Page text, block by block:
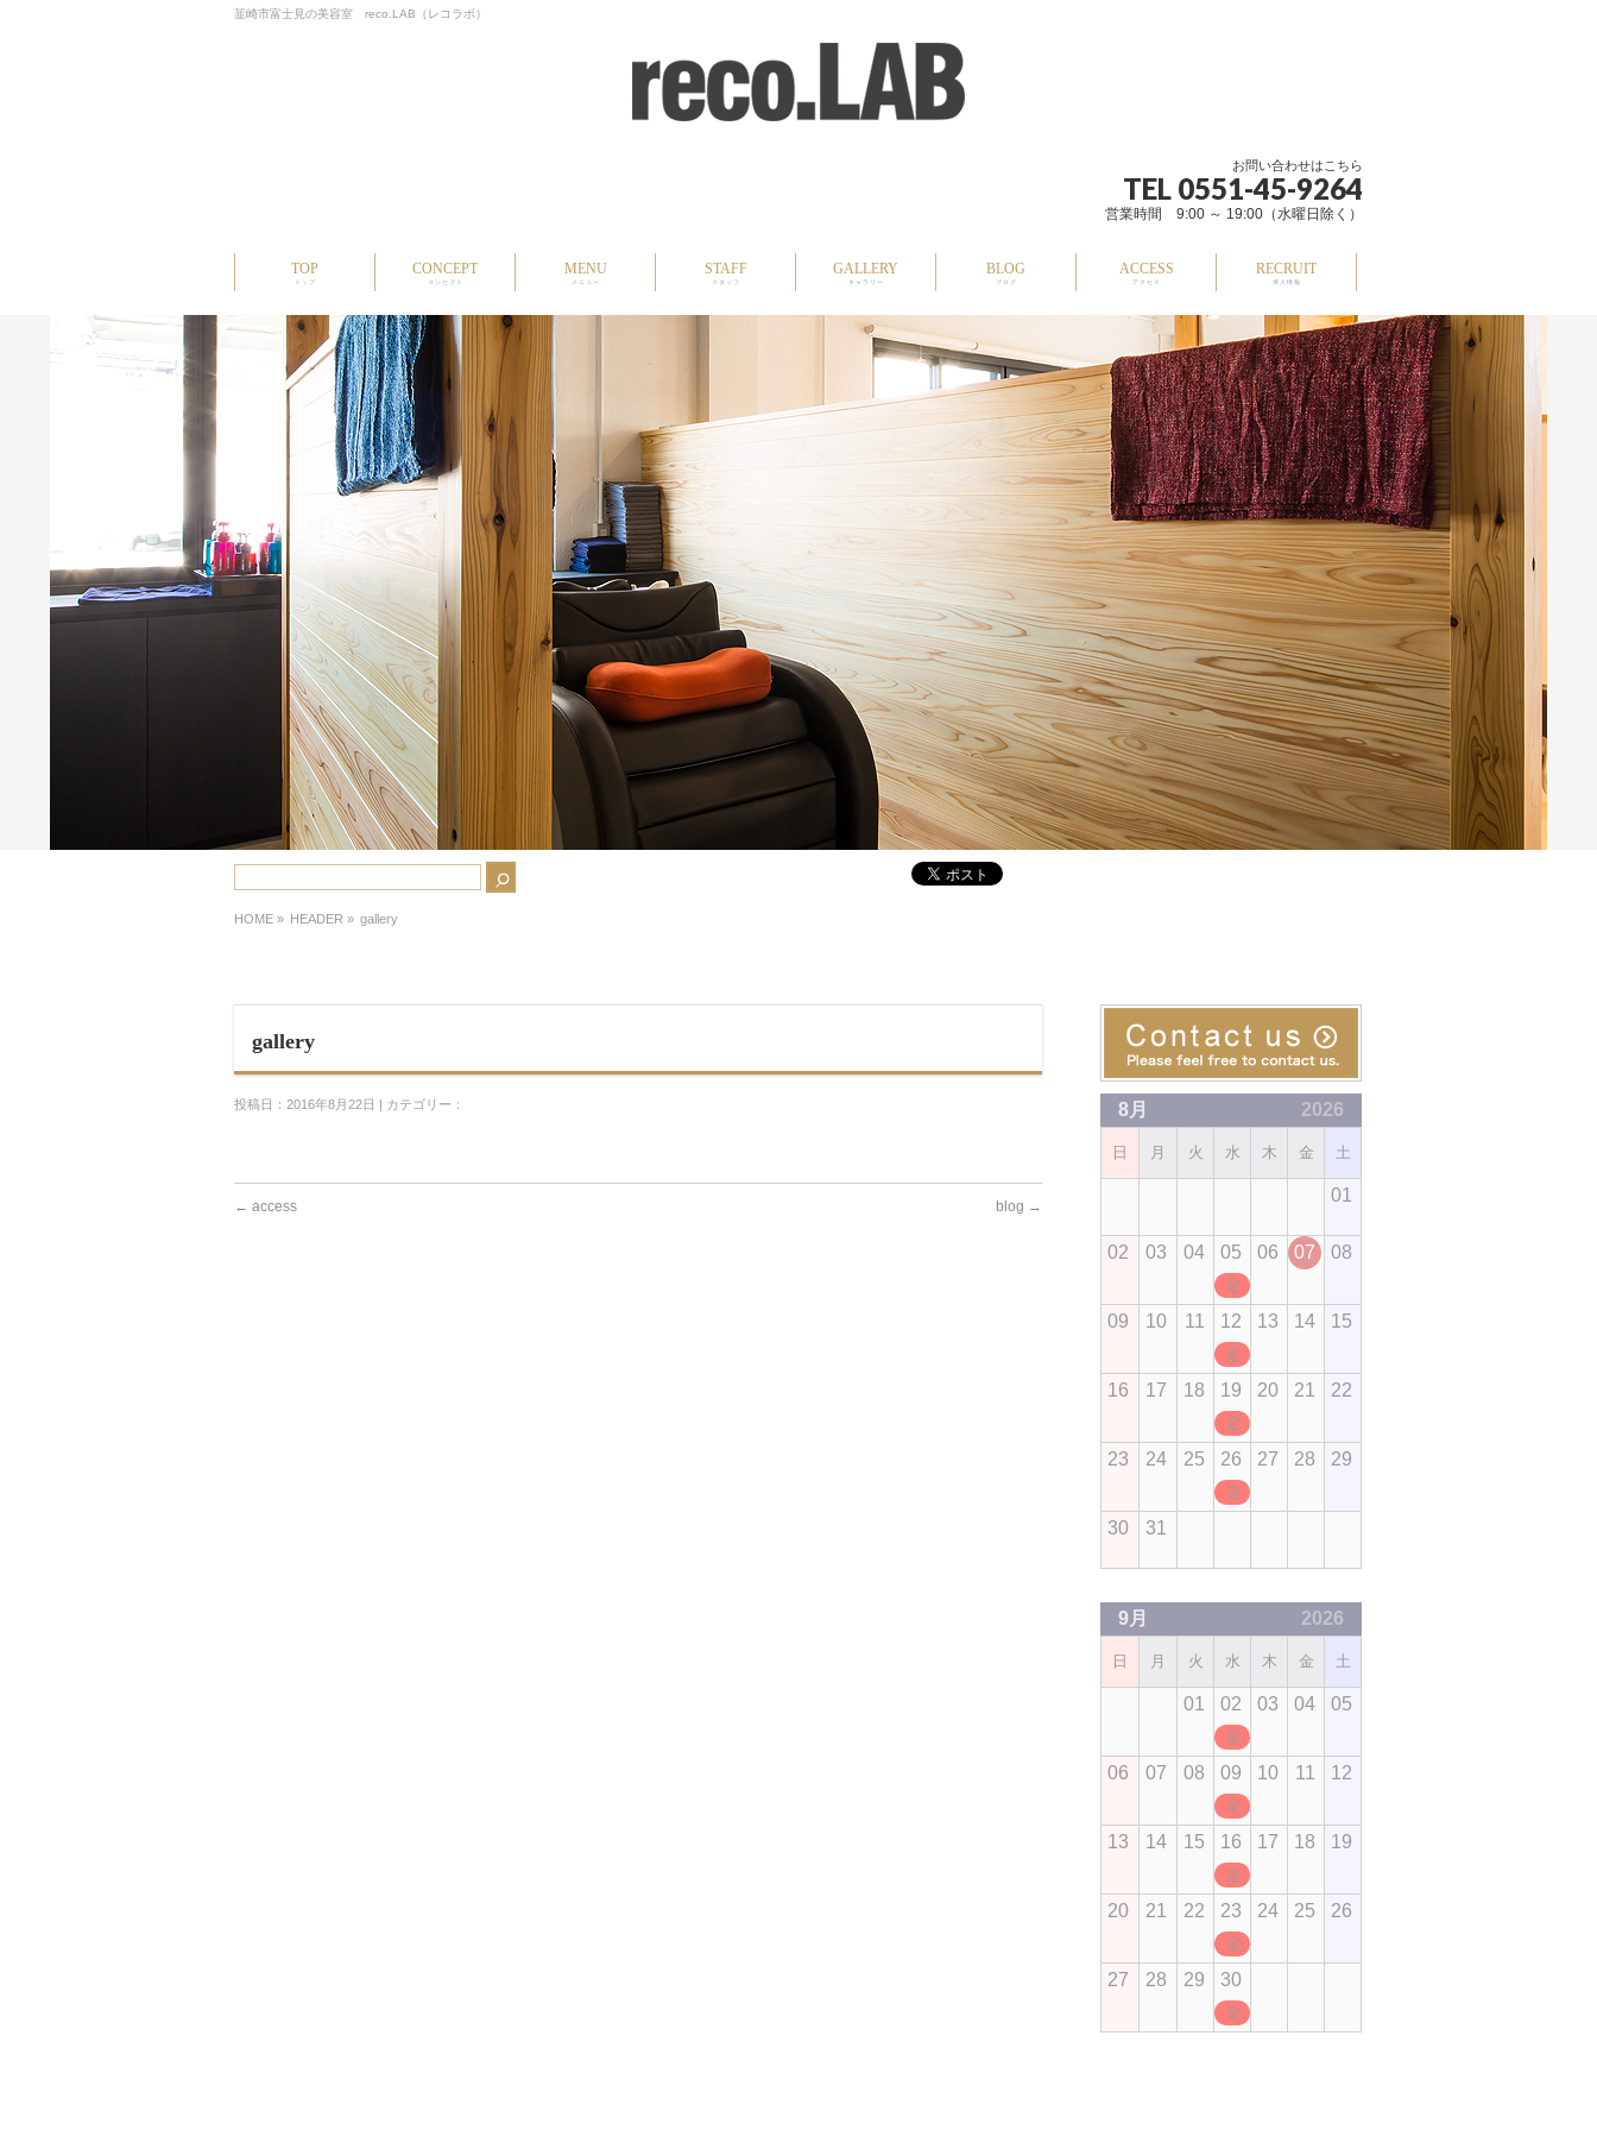
韮崎市富士見の美容室 reco.LAB（レコラボ）
お問い合わせはこちら
TEL 0551-45-9264
営業時間 9:00 ～ 19:00（水曜日除く）
TOP
トップ
CONCEPT
コンセプト
MENU
メニュー
STAFF
スタッフ
GALLERY
ギャラリー
BLOG
ブログ
ACCESS
アクセス
RECRUIT
求人情報
HOME » HEADER » gallery
gallery
投稿日：2016年8月22日 | カテゴリー：
← access blog →
8月 2026
日 月 火 水 木 金 土
01
02 03 04 05
定休日
06 07 08
09 10 11 12
定休日
13 14 15
16 17 18 19
定休日
20 21 22
23 24 25 26
定休日
27 28 29
30 31
9月 2026
日 月 火 水 木 金 土
01 02
定休日
03 04 05
06 07 08 09
定休日
10 11 12
13 14 15 16
定休日
17 18 19
20 21 22 23
定休日
24 25 26
27 28 29 30
定休日